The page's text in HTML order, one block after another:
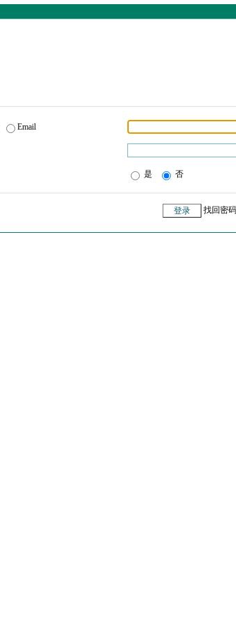
Email
是 否
找回密码